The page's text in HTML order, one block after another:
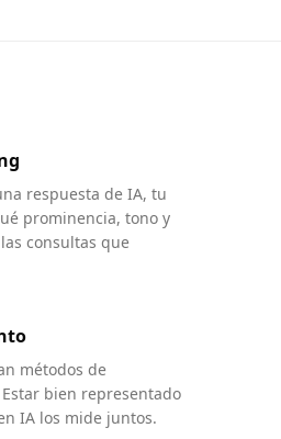
respuesta de IA, tu
prominencia, tono y
consultas que
métodos de
bien representado
IA los mide juntos.